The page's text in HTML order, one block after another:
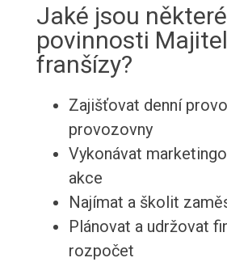
Jaké jsou některé
povinnosti Majitel
franšízy?
Zajišťovat denní
provozovny
Vykonávat
akce
Najímat a školit
Plánovat a udržovat
rozpočet